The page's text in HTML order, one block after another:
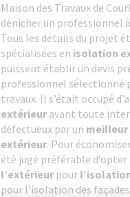
Maison des Travaux de
dénicher un professionnel
Tous les détails du projet
spécialisées en isolation
puissent établir un devis
professionnel sélectionné
travaux. Il s’était occupé
extérieur avant toute
défectueux par un
extérieur. Pour
été jugé préférable d’opter
l’extérieur pour
pour l’isolation des